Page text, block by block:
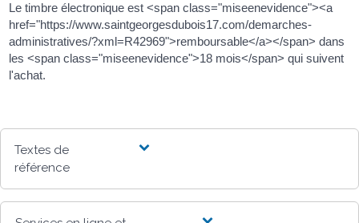
Le timbre électronique est <span class="miseenevidence"><a
href="https://www.saintgeorgesdubois17.com/demarches-
administratives/?xml=R42969">remboursable</a></span> dans
les <span class="miseenevidence">18 mois</span> qui suivent
l'achat.
Textes de
référence